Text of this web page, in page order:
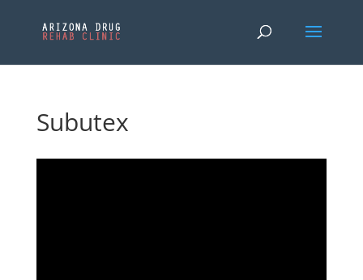
Subutex